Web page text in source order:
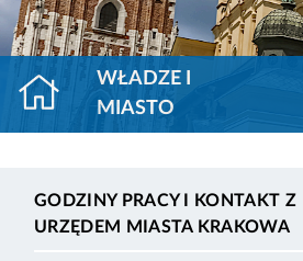
WŁADZE I
MIASTO
GODZINY PRACY I KONTAKT Z
URZĘDEM MIASTA KRAKOWA